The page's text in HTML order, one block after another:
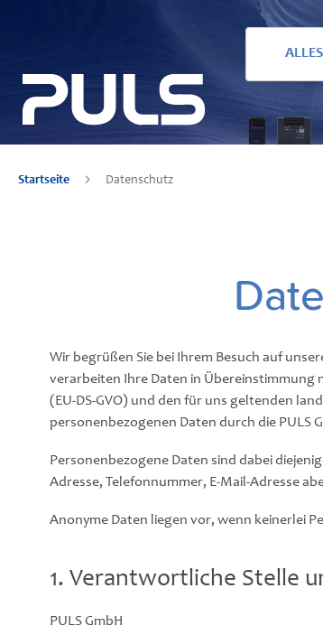
ALLES
Startseite Datenschutz
Wir begrüßen Sie bei Ihrem Besuch auf
verarbeiten Ihre Daten in Übereinstimmung
(EU-DS-GVO) und den für uns geltenden
personenbezogenen Daten durch die PULS
Personenbezogene Daten sind dabei
Adresse, Telefonnummer, E-Mail-Adresse
Anonyme Daten liegen vor, wenn keinerlei
1. Verantwortliche Stelle
PULS GmbH